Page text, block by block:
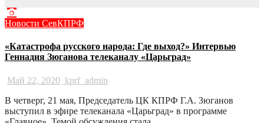
Новости СевКПРФ
«Катастрофа русского народа: Где выход?» Интервью
Геннадия Зюганова телеканалу «Царьград»
Май 22, 2020 kprf_admin
В четверг, 21 мая, Председатель ЦК КПРФ Г.А. Зюганов
выступил в эфире телеканала «Царьград» в программе